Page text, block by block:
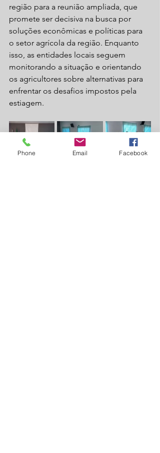
região para a reunião ampliada, que
promete ser decisiva na busca por
soluções econômicas e políticas para
o setor agrícola da região. Enquanto
isso, as entidades locais seguem
monitorando a situação e orientando
os agricultores sobre alternativas para
enfrentar os desafios impostos pela
estiagem.
Phone Email Facebook